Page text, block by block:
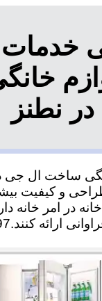
در نطنز
ساخت ال جی
طراحی و کیفیت
در امر خانه